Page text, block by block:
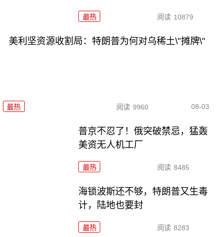
最热 阅读 10879
美利坚资源收割局：特朗普为何对乌稀土\"摊牌\"
最热 阅读 9960 08-03
普京不忍了！俄突破禁忌，猛轰
美资无人机工厂
最热 阅读 8485
海锁波斯还不够，特朗普又生毒
计，陆地也要封
最热 阅读 8283